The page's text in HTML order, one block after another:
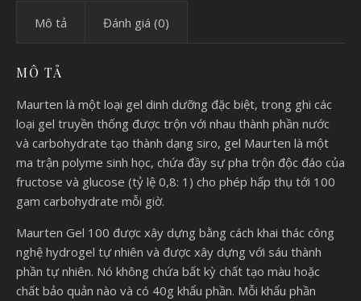
Mô tả Đánh giá (0)
MÔ TẢ
Maurten là một loại gel dinh dưỡng đặc biệt, trong ghi các
loại gel truyền thống được trộn với nhau thành phần nước
và carbohydrate tạo thành dạng siro, gel Maurten là một
ma trận polyme sinh học, chứa đầy sự pha trộn độc đáo của
fructose và glucose (tỷ lệ 0,8: 1) cho phép hấp thụ tới 100
gam carbohydrate mỗi giờ.
Maurten Gel 100 được xây dựng bằng cách khai thác công
nghệ hydrogel tự nhiên và được xây dựng với sáu thành
phần tự nhiên. Nó không chứa bất kỳ chất tạo màu hoặc
chất bảo quản nào và có 40g khẩu phần. Mỗi khẩu phần